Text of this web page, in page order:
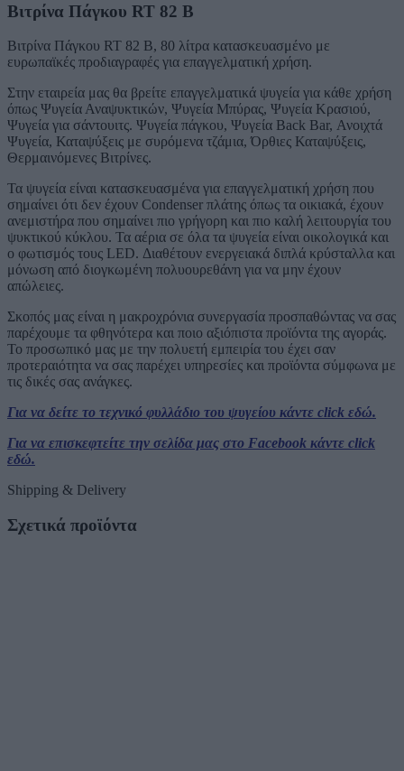
Βιτρίνα Πάγκου RT 82 B
Βιτρίνα Πάγκου RT 82 B, 80 λίτρα κατασκευασμένο με
ευρωπαϊκές προδιαγραφές για επαγγελματική χρήση.
Στην εταιρεία μας θα βρείτε επαγγελματικά ψυγεία για κάθε χρήση
όπως Ψυγεία Αναψυκτικών, Ψυγεία Μπύρας, Ψυγεία Κρασιού,
Ψυγεία για σάντουιτς. Ψυγεία πάγκου, Ψυγεία Back Bar, Ανοιχτά
Ψυγεία, Καταψύξεις με συρόμενα τζάμια, Όρθιες Καταψύξεις,
Θερμαινόμενες Βιτρίνες.
Τα ψυγεία είναι κατασκευασμένα για επαγγελματική χρήση που
σημαίνει ότι δεν έχουν Condenser πλάτης όπως τα οικιακά, έχουν
ανεμιστήρα που σημαίνει πιο γρήγορη και πιο καλή λειτουργία του
ψυκτικού κύκλου. Τα αέρια σε όλα τα ψυγεία είναι οικολογικά και
ο φωτισμός τους LED. Διαθέτουν ενεργειακά διπλά κρύσταλλα και
μόνωση από διογκωμένη πολυουρεθάνη για να μην έχουν
απώλειες.
Σκοπός μας είναι η μακροχρόνια συνεργασία προσπαθώντας να σας
παρέχουμε τα φθηνότερα και ποιο αξιόπιστα προϊόντα της αγοράς.
Το προσωπικό μας με την πολυετή εμπειρία του έχει σαν
προτεραιότητα να σας παρέχει υπηρεσίες και προϊόντα σύμφωνα με
τις δικές σας ανάγκες.
Για να δείτε το τεχνικό φυλλάδιο του ψυγείου κάντε click εδώ.
Για να επισκεφτείτε την σελίδα μας στο Facebook κάντε click
εδώ.
Shipping & Delivery
Σχετικά προϊόντα